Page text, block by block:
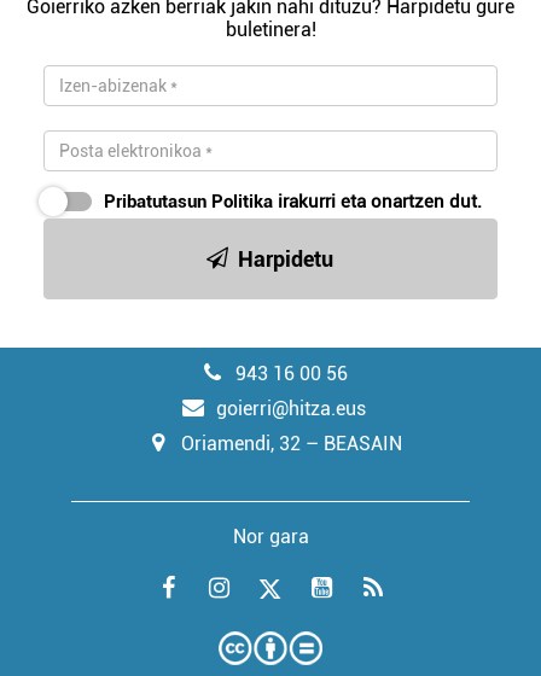
Goierriko azken berriak jakin nahi dituzu? Harpidetu gure
buletinera!
Pribatutasun Politika irakurri eta onartzen dut.
Harpidetu
943 16 00 56
goierri@hitza.eus
Oriamendi, 32 – BEASAIN
Nor gara